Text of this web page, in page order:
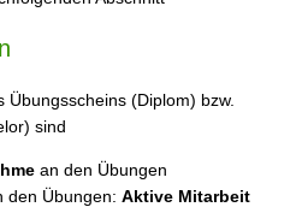
(Diplom) bzw.
sind
an den Übungen
den Übungen: Aktive Mitarbeit